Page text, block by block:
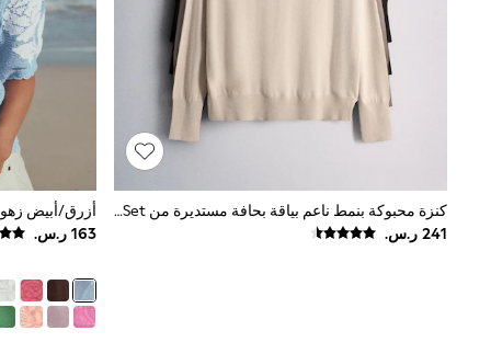
Love & Roses
Mint Velvet
Monsoon
River Island
SCHOOWEAR
All Boys Schoolwear
Shoes
Shirts
Polo Shirts
Sweatshirts & Jumpers
كنزة محبوكة بنمط ناعم بياقة بحافة مستديرة من The Set